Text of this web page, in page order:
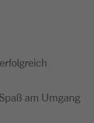
am Umgang